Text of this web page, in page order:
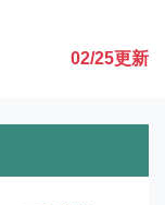
02/25更新